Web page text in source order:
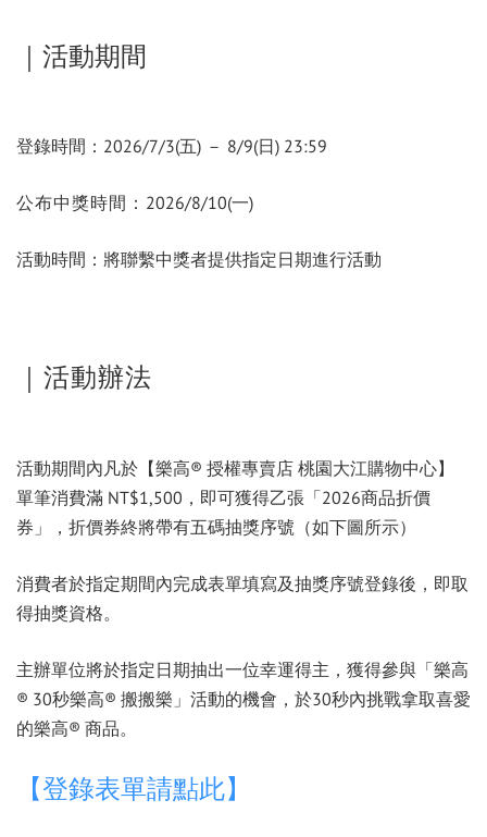
｜活動期間
登錄時間：2026/7/3(五) － 8/9(日) 23:59
公布中獎時間： 2026/8/10(一)
活動時間：將聯繫中獎者提供指定日期進行活動
｜活動辦法
活動期間內凡於【樂高® 授權專賣店 桃園大江購物中心】
單筆消費滿 NT$1,500，即可獲得乙張「2026商品折價
券」，折價券終將帶有五碼抽獎序號（如下圖所示）
消費者於指定期間內完成表單填寫及抽獎序號登錄後，即取
得抽獎資格。
主辦單位將於指定日期抽出一位幸運得主，獲得參與「樂高
® 30秒樂高® 搬搬樂」活動的機會，於30秒內挑戰拿取喜愛
的樂高® 商品。
【登錄表單請點此】